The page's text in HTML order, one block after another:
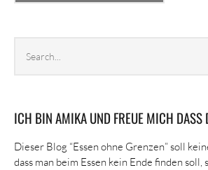
archives
ICH BIN AMIKA UND FREUE MICH DASS
Dieser Blog “Essen ohne Grenzen” soll
dass man beim Essen kein Ende finden soll,